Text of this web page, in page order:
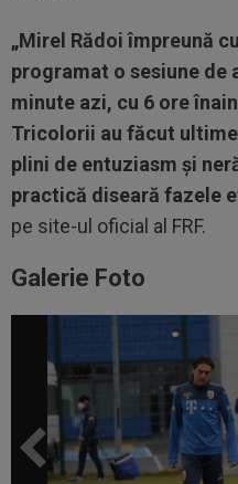
„Mirel Rădoi împreună
programat o sesiune de
minute azi, cu 6 ore
Tricolorii au făcut
plini de entuziasm și
practică diseară fazele
pe site-ul oficial al FRF.
Galerie Foto